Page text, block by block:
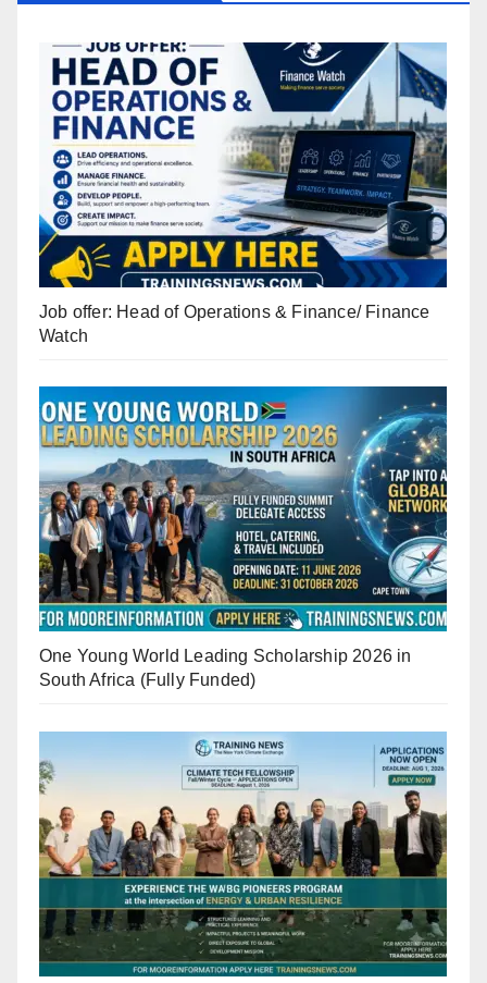
Job offer: Head of Operations & Finance/ Finance
Watch
One Young World Leading Scholarship 2026 in
South Africa (Fully Funded)